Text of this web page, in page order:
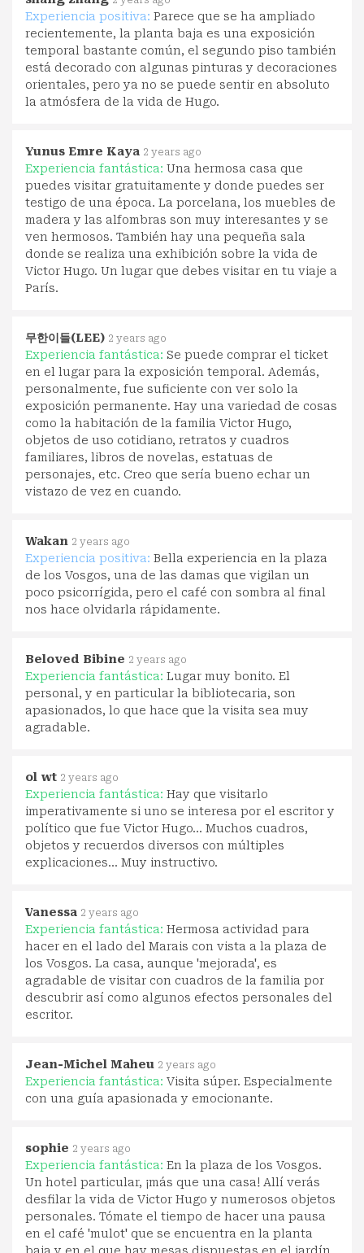
Experiencia positiva: Parece que se ha ampliado
recientemente, la planta baja es una exposición
temporal bastante común, el segundo piso también
está decorado con algunas pinturas y decoraciones
orientales, pero ya no se puede sentir en absoluto
la atmósfera de la vida de Hugo.
Yunus Emre Kaya 2 years ago
Experiencia fantástica: Una hermosa casa que
puedes visitar gratuitamente y donde puedes ser
testigo de una época. La porcelana, los muebles de
madera y las alfombras son muy interesantes y se
ven hermosos. También hay una pequeña sala
donde se realiza una exhibición sobre la vida de
Victor Hugo. Un lugar que debes visitar en tu viaje a
París.
무한이들(LEE) 2 years ago
Experiencia fantástica: Se puede comprar el ticket
en el lugar para la exposición temporal. Además,
personalmente, fue suficiente con ver solo la
exposición permanente. Hay una variedad de cosas
como la habitación de la familia Victor Hugo,
objetos de uso cotidiano, retratos y cuadros
familiares, libros de novelas, estatuas de
personajes, etc. Creo que sería bueno echar un
vistazo de vez en cuando.
Wakan 2 years ago
Experiencia positiva: Bella experiencia en la plaza
de los Vosgos, una de las damas que vigilan un
poco psicorrígida, pero el café con sombra al final
nos hace olvidarla rápidamente.
Beloved Bibine 2 years ago
Experiencia fantástica: Lugar muy bonito. El
personal, y en particular la bibliotecaria, son
apasionados, lo que hace que la visita sea muy
agradable.
ol wt 2 years ago
Experiencia fantástica: Hay que visitarlo
imperativamente si uno se interesa por el escritor y
político que fue Victor Hugo... Muchos cuadros,
objetos y recuerdos diversos con múltiples
explicaciones... Muy instructivo.
Vanessa 2 years ago
Experiencia fantástica: Hermosa actividad para
hacer en el lado del Marais con vista a la plaza de
los Vosgos. La casa, aunque 'mejorada', es
agradable de visitar con cuadros de la familia por
descubrir así como algunos efectos personales del
escritor.
Jean-Michel Maheu 2 years ago
Experiencia fantástica: Visita súper. Especialmente
con una guía apasionada y emocionante.
sophie 2 years ago
Experiencia fantástica: En la plaza de los Vosgos.
Un hotel particular, ¡más que una casa! Allí verás
desfilar la vida de Victor Hugo y numerosos objetos
personales. Tómate el tiempo de hacer una pausa
en el café 'mulot' que se encuentra en la planta